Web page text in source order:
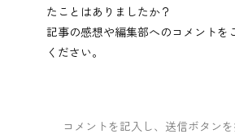
たことはありましたか？
記事の感想や編集部へのコメントを
ください。